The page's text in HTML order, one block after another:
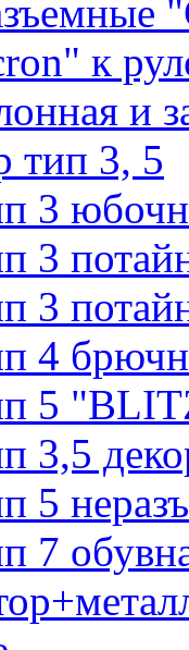
к
и
тип 3, 5
3
3
3
4
5
3,5
5
7